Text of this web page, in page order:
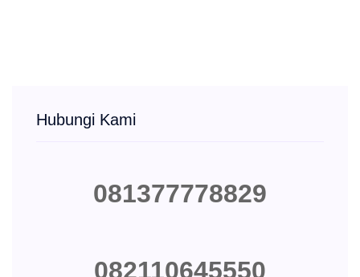
Hubungi Kami
081377778829
082110645550